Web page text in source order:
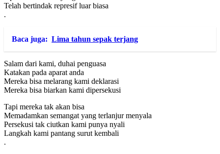
Telah bertindak represif luar biasa
.
Baca juga: Lima tahun sepak terjang
Salam dari kami, duhai penguasa
Katakan pada aparat anda
Mereka bisa melarang kami deklarasi
Mereka bisa biarkan kami dipersekusi
Tapi mereka tak akan bisa
Memadamkan semangat yang terlanjur menyala
Persekusi tak ciutkan kami punya nyali
Langkah kami pantang surut kembali
.